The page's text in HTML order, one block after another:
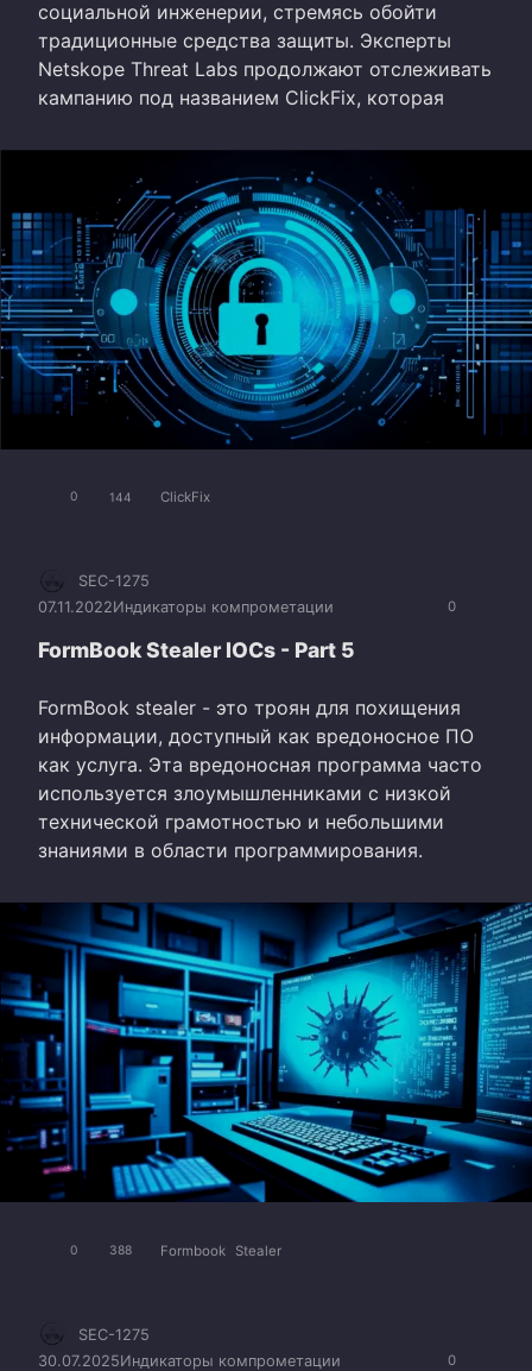
социальной инженерии, стремясь обойти
традиционные средства защиты. Эксперты
Netskope Threat Labs продолжают отслеживать
кампанию под названием ClickFix, которая
0 144 ClickFix
0
SEC-1275
07.11.2022Индикаторы компрометации
FormBook Stealer IOCs - Part 5
FormBook stealer - это троян для похищения
информации, доступный как вредоносное ПО
как услуга. Эта вредоносная программа часто
используется злоумышленниками с низкой
технической грамотностью и небольшими
знаниями в области программирования.
0 388 Formbook Stealer
0
SEC-1275
30.07.2025Индикаторы компрометации